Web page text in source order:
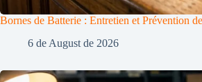
Bornes de Batterie : Entretien et Prévention
6 de August de 2026